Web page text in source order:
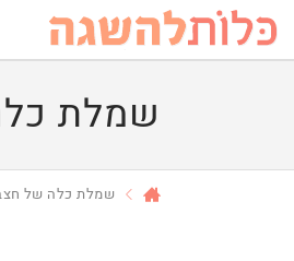
שמלת כלה
שמלת כלה של חצבני